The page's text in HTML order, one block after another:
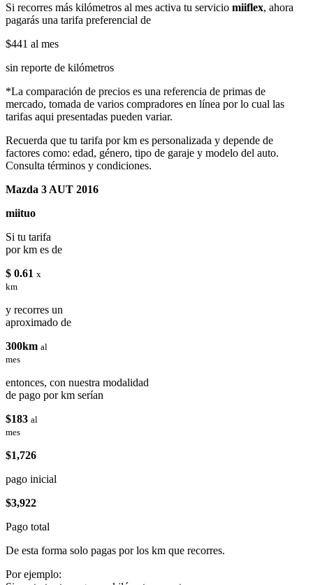
Si recorres más kilómetros al mes activa tu servicio miiflex, ahora
pagarás una tarifa preferencial de
$441 al mes
sin reporte de kilómetros
*La comparación de precios es una referencia de primas de
mercado, tomada de varios compradores en línea por lo cual las
tarifas aqui presentadas pueden variar.
Recuerda que tu tarifa por km es personalizada y depende de
factores como: edad, género, tipo de garaje y modelo del auto.
Consulta términos y condiciones.
Mazda 3 AUT 2016
miituo
Si tu tarifa
por km es de
$ 0.61 x
km
y recorres un
aproximado de
300km al
mes
entonces, con nuestra modalidad
de pago por km serían
$183 al
mes
$1,726
pago inicial
$3,922
Pago total
De esta forma solo pagas por los km que recorres.
Por ejemplo: